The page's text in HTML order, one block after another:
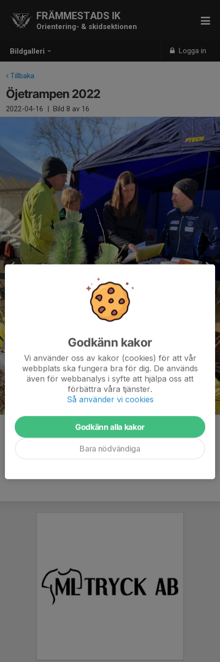
Bildgalleri Logga in
FRÄMMESTADS IK
Orientering- & skidsektionen
Tillbaka
Öjetrampen 2022
2022-04-16 | Bild 8 av 16
Kommentarer
Godkänn kakor
Vi använder oss av kakor (cookies) för att vår
webbplats ska fungera bra för dig. De används
även för webbanalys i syfte att hjälpa oss att
förbättra våra tjänster.
Så använder vi cookies
Godkänn alla kakor
Bara nödvändiga